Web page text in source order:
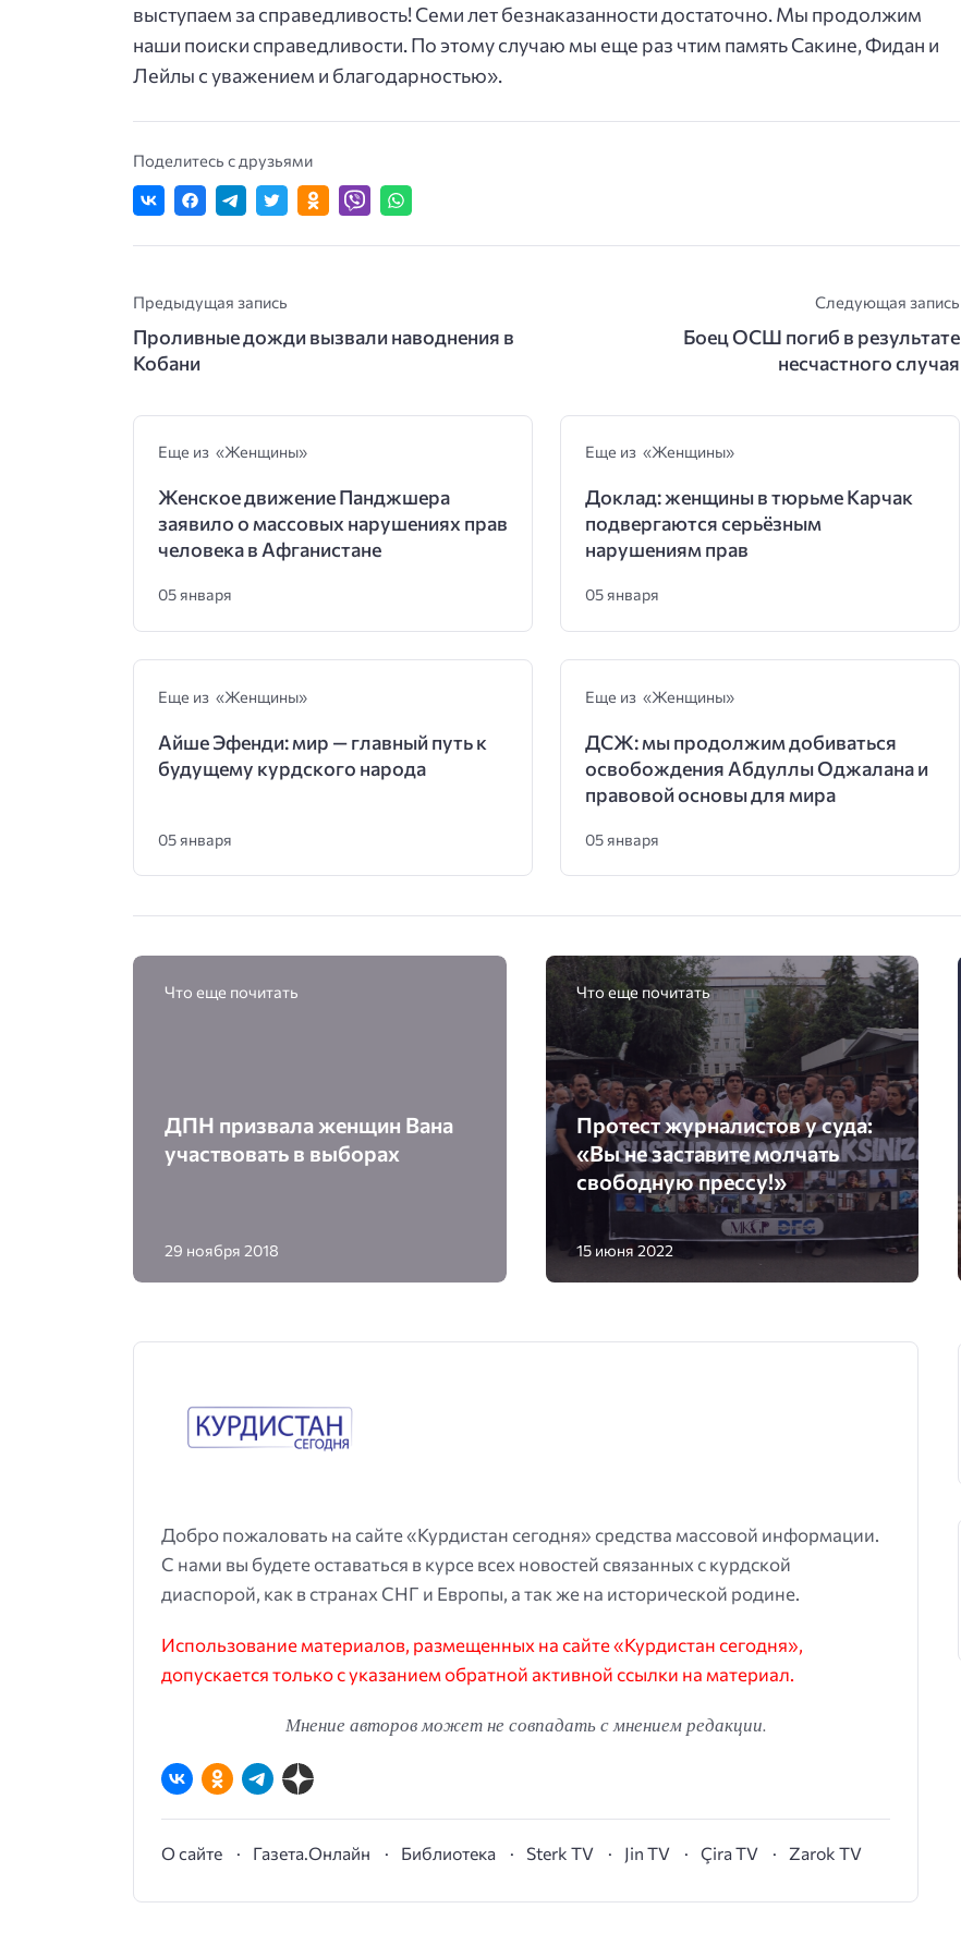
выступаем за справедливость! Семи лет безнаказанности достаточно. Мы продолжим
наши поиски справедливости. По этому случаю мы еще раз чтим память Сакине, Фидан и
Лейлы с уважением и благодарностью».
Поделитесь с друзьями
Предыдущая запись
Проливные дожди вызвали наводнения в
Кобани
Следующая запись
Боец ОСШ погиб в результате
несчастного случая
Еще из «Женщины»
Женское движение Панджшера
заявило о массовых нарушениях прав
человека в Афганистане
05 января
Еще из «Женщины»
Доклад: женщины в тюрьме Карчак
подвергаются серьёзным
нарушениям прав
05 января
Еще из «Женщины»
Айше Эфенди: мир — главный путь к
будущему курдского народа
05 января
Еще из «Женщины»
ДСЖ: мы продолжим добиваться
освобождения Абдуллы Оджалана и
правовой основы для мира
05 января
Что еще почитать
ДПН призвала женщин Вана
участвовать в выборах
29 ноября 2018
Что еще почитать
Протест журналистов у суда:
«Вы не заставите молчать
свободную прессу!»
15 июня 2022
Добро пожаловать на сайте «Курдистан сегодня» средства массовой информации.
С нами вы будете оставаться в курсе всех новостей связанных с курдской
диаспорой, как в странах СНГ и Европы, а так же на исторической родине.
Использование материалов, размещенных на сайте «Курдистан сегодня»,
допускается только с указанием обратной активной ссылки на материал.
Мнение авторов может не совпадать с мнением редакции.
О сайте Газета.Онлайн Библиотека Sterk TV Jin TV Çira TV Zarok TV